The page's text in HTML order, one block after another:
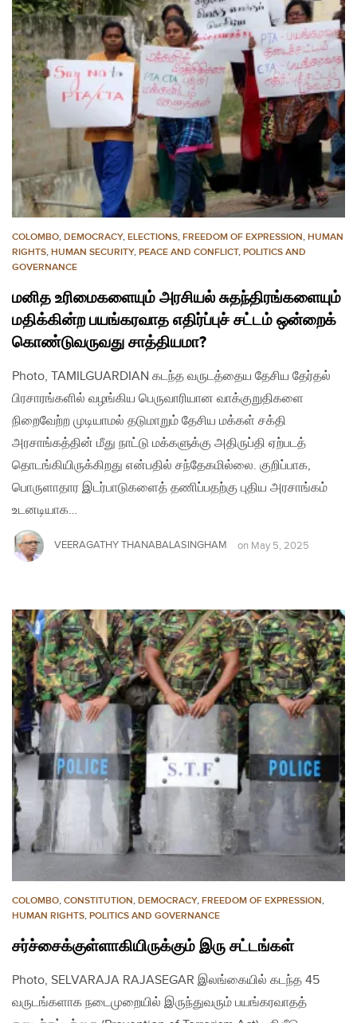
COLOMBO, DEMOCRACY, ELECTIONS, FREEDOM OF EXPRESSION, HUMAN
RIGHTS, HUMAN SECURITY, PEACE AND CONFLICT, POLITICS AND
GOVERNANCE
மனித உரிமைகளையும் அரசியல் சுதந்திரங்களையும்
மதிக்கின்ற பயங்கரவாத எதிர்ப்புச் சட்டம் ஒன்றைக்
கொண்டுவருவது சாத்தியமா?
Photo, TAMILGUARDIAN கடந்த வருடத்தைய தேசிய தேர்தல்
பிரசாரங்களில் வழங்கிய பெருவாரியான வாக்குறுதிகளை
நிறைவேற்ற முடியாமல் தடுமாறும் தேசிய மக்கள் சக்தி
அரசாங்கத்தின் மீது நாட்டு மக்களுக்கு அதிருப்தி ஏற்படத்
தொடங்கியிருக்கிறது என்பதில் சந்தேகமில்லை. குறிப்பாக,
பொருளாதார இடர்பாடுகளைத் தணிப்பதற்கு புதிய அரசாங்கம்
உடனடியாக…
VEERAGATHY THANABALASINGHAM on May 5, 2025
COLOMBO, CONSTITUTION, DEMOCRACY, FREEDOM OF EXPRESSION,
HUMAN RIGHTS, POLITICS AND GOVERNANCE
சர்ச்சைக்குள்ளாகியிருக்கும் இரு சட்டங்கள்
Photo, SELVARAJA RAJASEGAR இலங்கையில் கடந்த 45
வருடங்களாக நடைமுறையில் இருந்துவரும் பயங்கரவாதத்